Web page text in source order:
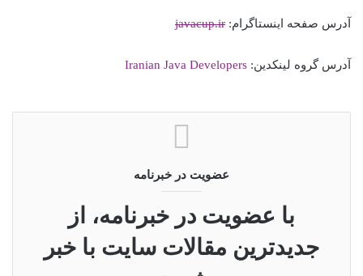
آدرس صفحه اینستاگرام: javacup.ir
آدرس گروه لینکدین: Iranian Java Developers
عضویت در خبرنامه
با عضویت در خبرنامه، از
جدیدترین مقالات سایت با خبر